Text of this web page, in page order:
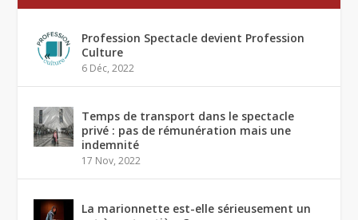
Profession Spectacle devient Profession
Culture
6 Déc, 2022
Temps de transport dans le spectacle
privé : pas de rémunération mais une
indemnité
17 Nov, 2022
La marionnette est-elle sérieusement un